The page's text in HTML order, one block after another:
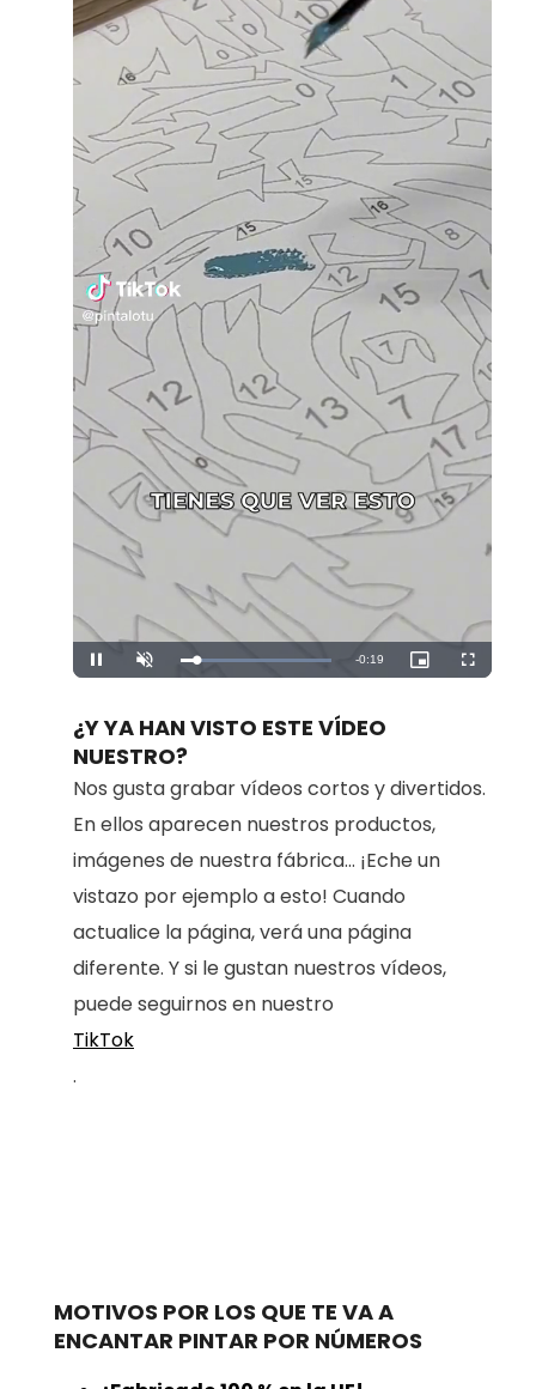
Pause Unmute Loaded:
100.00%
Remaining
-0:19
Picture-
in-
Fullscreen
¿Y YA HAN VISTO ESTE VÍDEO
NUESTRO?
Nos gusta grabar vídeos cortos y divertidos.
En ellos aparecen nuestros productos,
imágenes de nuestra fábrica... ¡Eche un
vistazo por ejemplo a esto! Cuando
actualice la página, verá una página
diferente. Y si le gustan nuestros vídeos,
puede seguirnos en nuestro
TikTok
.
MOTIVOS POR LOS QUE TE VA A
ENCANTAR PINTAR POR NÚMEROS